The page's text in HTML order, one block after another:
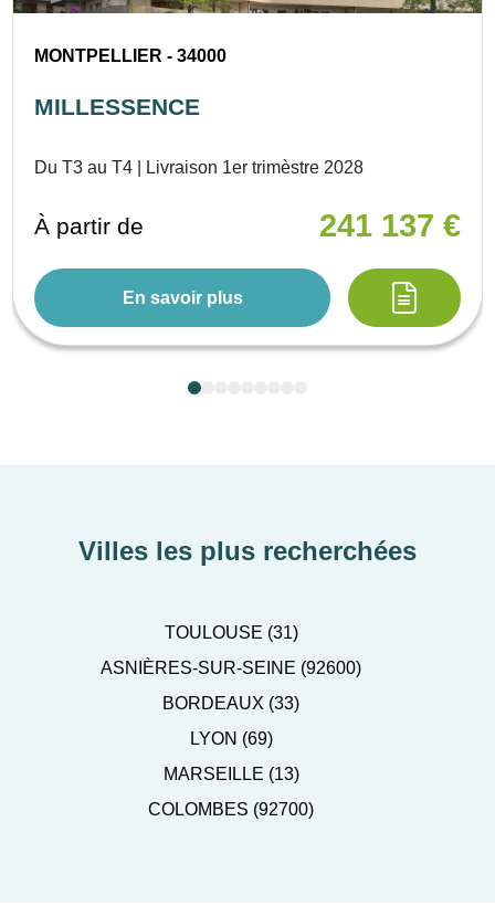
Jardin des Plantes, Place de
la Comédie, Opéra) mais
aussi la possibilité de profiter
musées, expositions, bars et
Eligibilité :Malraux
MONTPELLIER - 34000
MILLESSENCE
Du T3 au T4 | Livraison 1er trimèstre 2028
À partir de 241 137 €
En savoir plus
Villes les plus recherchées
TOULOUSE (31)
ASNIÈRES-SUR-SEINE (92600)
BORDEAUX (33)
LYON (69)
MARSEILLE (13)
COLOMBES (92700)